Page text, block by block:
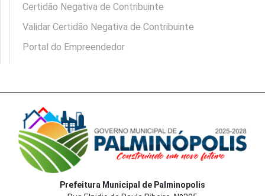
Certidão Negativa de Contribuinte
Validar Certidão Negativa de Contribuinte
Portal do Empreendedor
Prefeitura Municipal de Palminopolis